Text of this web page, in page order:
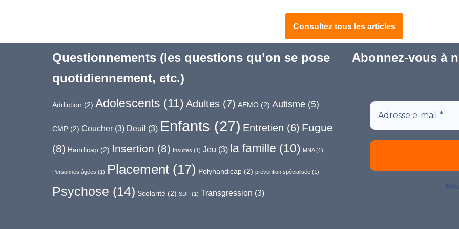
Consultez tous les articles
Questionnements (les questions qu’on se pose
quotidiennement, etc.)
Addiction (2) Adolescents (11) Adultes (7) AEMO (2) Autisme (5)
CMP (2) Coucher (3) Deuil (3) Enfants (27) Entretien (6) Fugue
(8) Handicap (2) Insertion (8) Insultes (1) Jeu (3) la famille (10) MNA(1)
Personnes âgées (1) Placement (17) Polyhandicap (2) prévention spécialisée (1)
Psychose (14) Scolarité (2) SDF (1) Transgression (3)
Abonnez-vous à